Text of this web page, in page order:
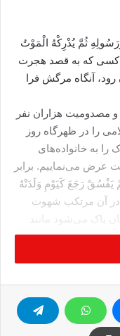
ثُمَّ يُدْرِكْهُ الْمَوْتُ
عَلَى اللَّهِ ۗ} [النساء : 100] « و کسی که به قصد هجرت
آنگاه مرگش فرا
مصدومیت هزاران نفر
را در ظهرگاه روز
را به خانواده‌های
عرض می‌نماییم. برابر
رَجَعَ کَیَوْمِ وَلَدَتْهُ
در آن مرتکب شهوت
پاک می‌شود مانند
مکان‌‌ها و در پاک‌ترین
و شهداء پذیرفته
در چنین مراسم و